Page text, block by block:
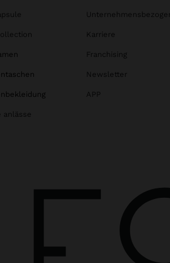
anlässe
Karriere
Franchising
Newsletter
APP